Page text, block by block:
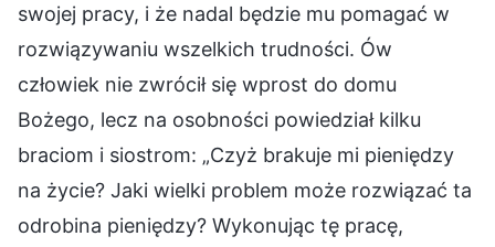
swojej pracy, i że nadal będzie mu pomagać w
rozwiązywaniu wszelkich trudności. Ów
człowiek nie zwrócił się wprost do domu
Bożego, lecz na osobności powiedział kilku
braciom i siostrom: „Czyż brakuje mi pieniędzy
na życie? Jaki wielki problem może rozwiązać ta
odrobina pieniędzy? Wykonując tę pracę,